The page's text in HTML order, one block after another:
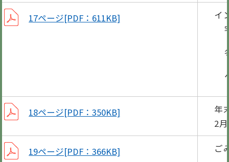
17ページ[PDF：611KB]
イ
宅
冬
ペ
18ページ[PDF：350KB]
年
2
19ページ[PDF：366KB] ご